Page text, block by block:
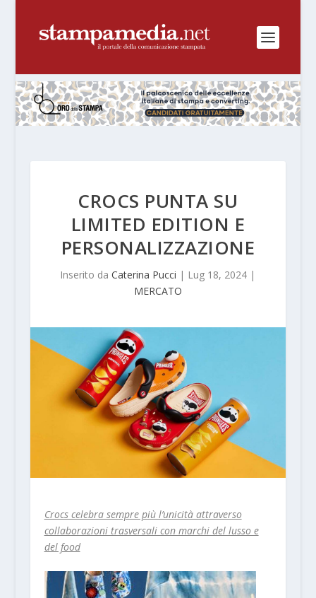
CROCS PUNTA SU
LIMITED EDITION E
PERSONALIZZAZIONE
Inserito daCaterina Pucci | Lug 18, 2024 |
MERCATO
Crocs celebra sempre più l’unicità attraverso
collaborazioni trasversali con marchi del lusso e
del food